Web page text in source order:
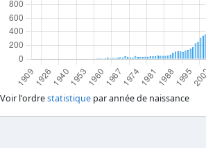
Voir l'ordrestatistique par année de naissance